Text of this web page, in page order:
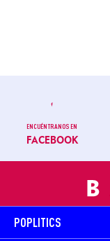
ENCUÉNTRANOS EN
FACEBOOK
POPLITICS